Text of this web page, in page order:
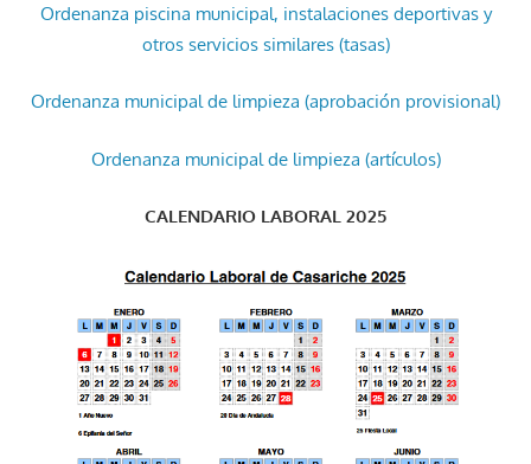
Ordenanza piscina municipal, instalaciones deportivas y
otros servicios similares (tasas)
Ordenanza municipal de limpieza (aprobación provisional)
Ordenanza municipal de limpieza (artículos)
CALENDARIO LABORAL 2025